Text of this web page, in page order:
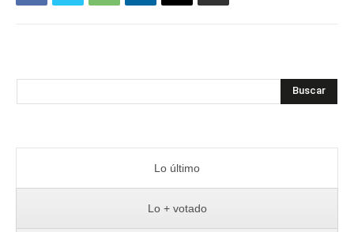
Buscar
Lo último
Lo + votado